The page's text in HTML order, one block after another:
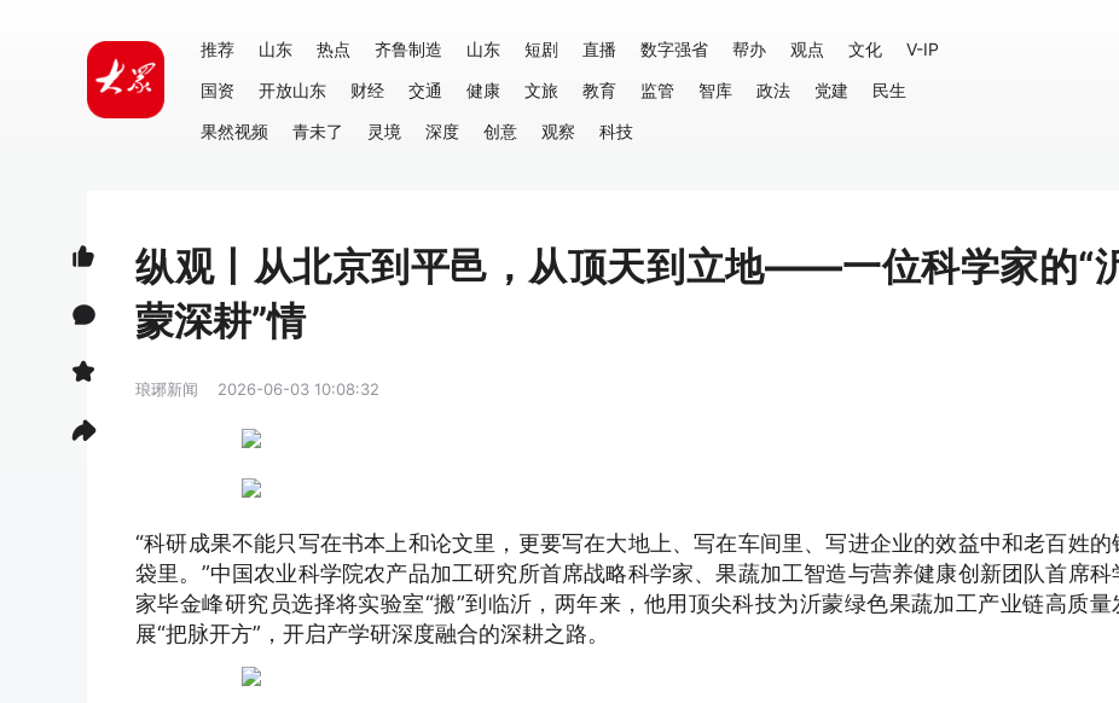
推荐 山东 热点 齐鲁制造 山东 短剧 直播 数字强省 帮办 观点 文化
V-IP
国资
开放山东 财经 交通 健康 文旅 教育 监管 智库 政法 党建
民生
果然视频
青未了 灵境 深度 创意 观察 科技
纵观丨从北京到平邑，从顶天到立地——一位科学家的“
蒙深耕”情
琅琊新闻 2026-06-03 10:08:32
“科研成果不能只写在书本上和论文里，更要写在大地上、写在车间里、写进企业的效益中和老百姓的
袋里。”中国农业科学院农产品加工研究所首席战略科学家、果蔬加工智造与营养健康创新团队首席科
家毕金峰研究员选择将实验室“搬”到临沂，两年来，他用顶尖科技为沂蒙绿色果蔬加工产业链高质量
展“把脉开方”，开启产学研深度融合的深耕之路。